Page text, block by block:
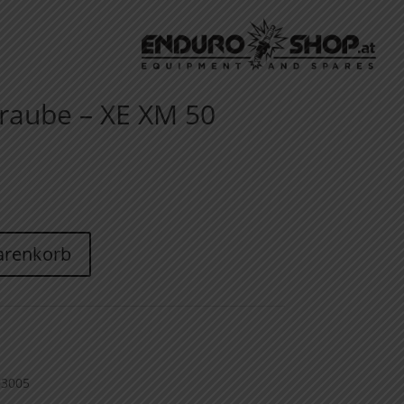
– XE XM 50